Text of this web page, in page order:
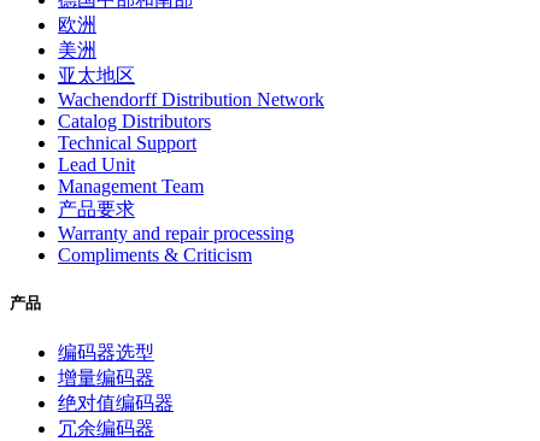
欧洲
美洲
亚太地区
Wachendorff Distribution Network
Catalog Distributors
Technical Support
Lead Unit
Management Team
产品要求
Warranty and repair processing
Compliments & Criticism
产品
编码器选型
增量编码器
绝对值编码器
冗余编码器